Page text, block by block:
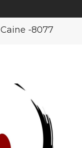
Caine -8077